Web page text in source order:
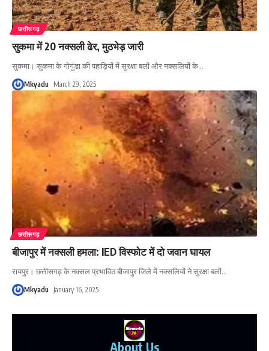
छत्तीसगढ़
सुकमा में 20 नक्सली ढेर, मुठभेड़ जारी
सुकमा। सुकमा के गोगुंडा की पहाड़ियों में सुरक्षा बलों और नक्सलियों के…
Mkyadu March 29, 2025
छत्तीसगढ़
बीजापुर में नक्सली हमला: IED विस्फोट में दो जवान घायल
रायपुर। छत्तीसगढ़ के नक्सल प्रभावित बीजापुर जिले में नक्सलियों ने सुरक्षा बलों…
Mkyadu January 16, 2025
About Us